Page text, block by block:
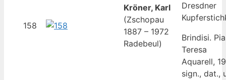
158
Kröner, Karl
(Zschopau
1887 – 1972
Radebeul)
Dresdner
Brindisi.
Teresa
Aquarell,
sign., dat.,